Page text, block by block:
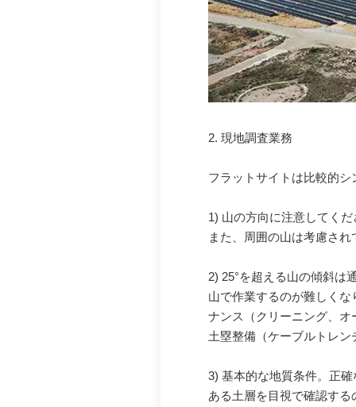
2. 現地調査業務
フラットサイトは比較的
1) 山の方向に注意してく
また、周囲の山は考慮され
2) 25°を超える山の傾斜は
山で作業するのが難しく
ナンス（クリーニング、
土塁整備（ケーブルトレ
3) 基本的な地質条件。正
ある土層を目視で確認す